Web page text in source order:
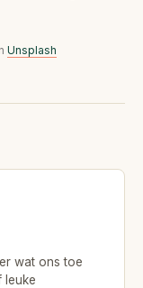
Unsplash
wat ons toe
leuke